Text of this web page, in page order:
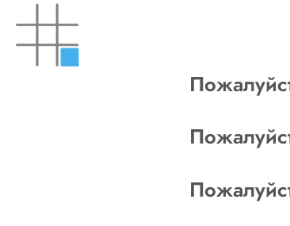
content